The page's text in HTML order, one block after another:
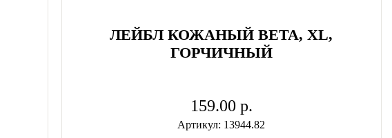
ЛЕЙБЛ КОЖАНЫЙ BETA, XL,
ГОРЧИЧНЫЙ
159.00 p.
Артикул: 13944.82